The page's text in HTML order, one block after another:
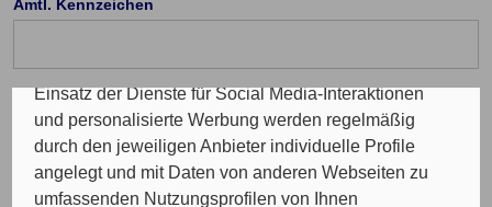
Programme sowie für personalisierte Werbung.
weitere Verantwortliche weitergegeben. Bei dem
Einsatz der Dienste für Social Media-Interaktionen
und personalisierte Werbung werden regelmäßig
durch den jeweiligen Anbieter individuelle Profile
angelegt und mit Daten von anderen Webseiten zu
umfassenden Nutzungsprofilen von Ihnen
Amtl. Kennzeichen
Telefon Vorwahl: (optional)
Durchwahl (optional)